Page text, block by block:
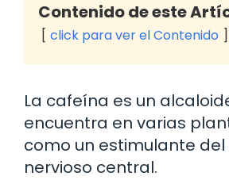
Contenido de este
click para ver el Contenido
La cafeína es un
encuentra en varias
como un estimulante
nervioso central.